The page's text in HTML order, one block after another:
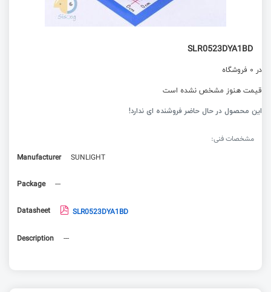
SLR0523DYA1BD
در 0 فروشگاه
قیمت هنوز مشخص نشده است
این محصول در حال حاضر فروشنده ای ندارد!
مشخصات فنی:
Manufacturer
SUNLIGHT
Package ---
Datasheet SLR0523DYA1BD
Description ---